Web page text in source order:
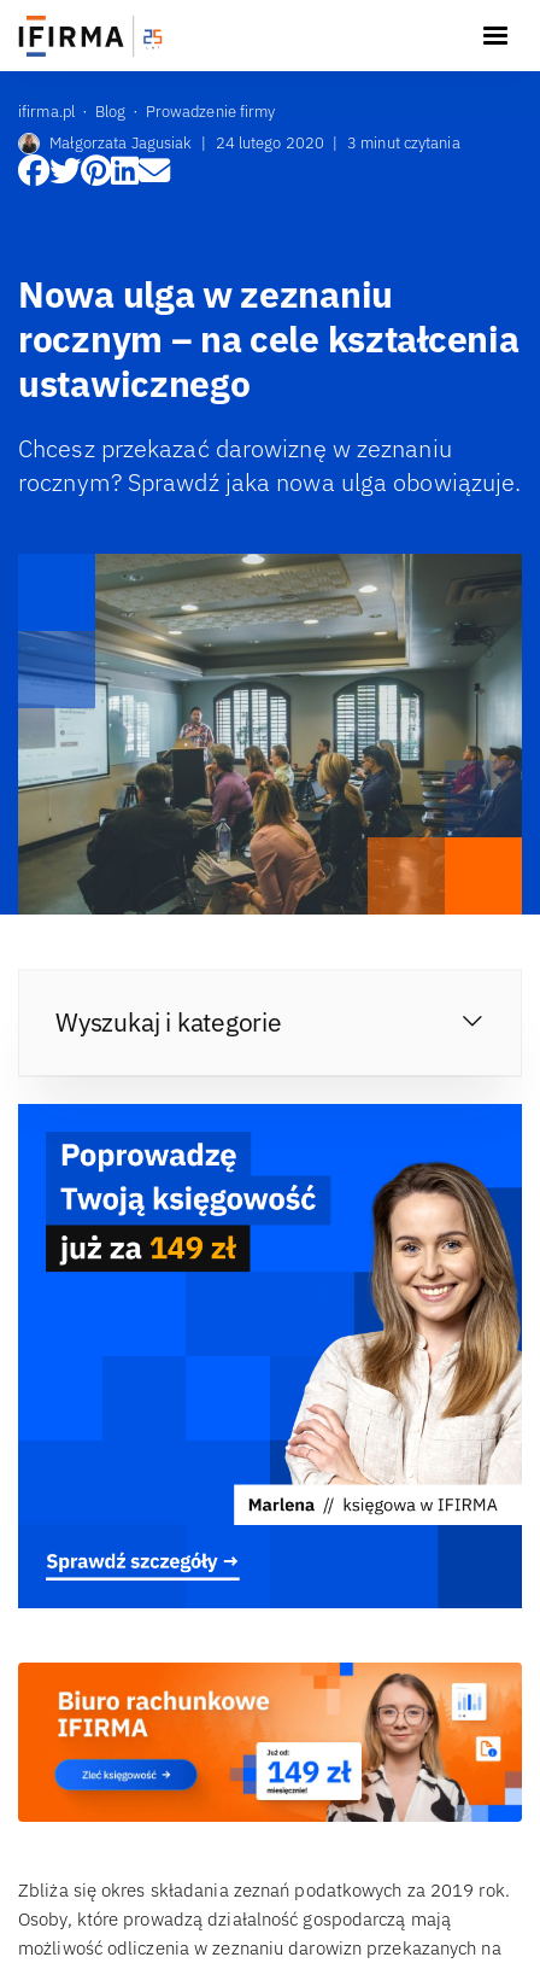
ifirma.pl Blog
Prowadzenie firmy
Małgorzata Jagusiak | 24 lutego 2020 | 3 minut czytania
Nowa ulga w zeznaniu
rocznym – na cele kształcenia
ustawicznego
Chcesz przekazać darowiznę w zeznaniu
rocznym? Sprawdź jaka nowa ulga obowiązuje.
Wyszukaj i kategorie
Zbliża się okres składania zeznań podatkowych za 2019 rok.
Osoby, które prowadzą działalność gospodarczą mają
możliwość odliczenia w zeznaniu darowizn przekazanych na